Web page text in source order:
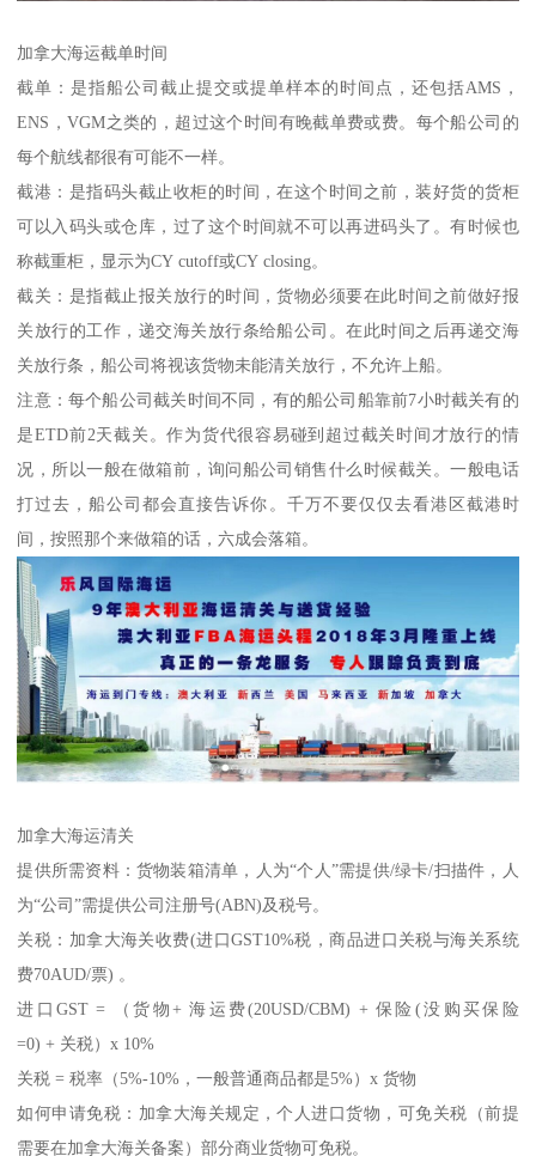
加拿大海运截单时间
截单：是指船公司截止提交或提单样本的时间点，还包括AMS，
ENS，VGM之类的，超过这个时间有晚截单费或费。每个船公司的
每个航线都很有可能不一样。
截港：是指码头截止收柜的时间，在这个时间之前，装好货的货柜
可以入码头或仓库，过了这个时间就不可以再进码头了。有时候也
称截重柜，显示为CY cutoff或CY closing。
截关：是指截止报关放行的时间，货物必须要在此时间之前做好报
关放行的工作，递交海关放行条给船公司。在此时间之后再递交海
关放行条，船公司将视该货物未能清关放行，不允许上船。
注意：每个船公司截关时间不同，有的船公司船靠前7小时截关有的
是ETD前2天截关。作为货代很容易碰到超过截关时间才放行的情
况，所以一般在做箱前，询问船公司销售什么时候截关。一般电话
打过去，船公司都会直接告诉你。千万不要仅仅去看港区截港时
间，按照那个来做箱的话，六成会落箱。
加拿大海运清关
提供所需资料：货物装箱清单，人为“个人”需提供/绿卡/扫描件，人
为“公司”需提供公司注册号(ABN)及税号。
关税：加拿大海关收费(进口GST10%税，商品进口关税与海关系统
费70AUD/票) 。
进口GST = （货物+ 海运费(20USD/CBM) + 保险(没购买保险
=0) + 关税）x 10%
关税 = 税率（5%-10%，一般普通商品都是5%）x 货物
如何申请免税：加拿大海关规定，个人进口货物，可免关税（前提
需要在加拿大海关备案）部分商业货物可免税。